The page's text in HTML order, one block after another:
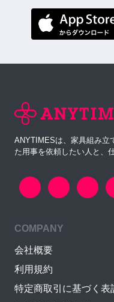
ANYTIMESは、家具組み立
た用事を依頼したい人と、
COMPANY
会社概要
利用規約
特定商取引に基づく表